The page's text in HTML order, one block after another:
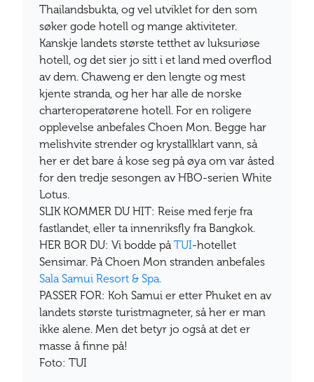
Thailandsbukta, og vel utviklet for den som
søker gode hotell og mange aktiviteter.
Kanskje landets største tetthet av luksuriøse
hotell, og det sier jo sitt i et land med overflod
av dem. Chaweng er den lengte og mest
kjente stranda, og her har alle de norske
charteroperatørene hotell. For en roligere
opplevelse anbefales Choen Mon. Begge har
melishvite strender og krystallklart vann, så
her er det bare å kose seg på øya om var åsted
for den tredje sesongen av HBO-serien White
Lotus.
SLIK KOMMER DU HIT: Reise med ferje fra
fastlandet, eller ta innenriksfly fra Bangkok.
HER BOR DU: Vi bodde påTUI-hotellet
Sensimar. På Choen Mon stranden anbefales
Sala Samui Resort & Spa.
PASSER FOR: Koh Samui er etter Phuket en av
landets største turistmagneter, så her er man
ikke alene. Men det betyr jo også at det er
masse å finne på!
Foto: TUI